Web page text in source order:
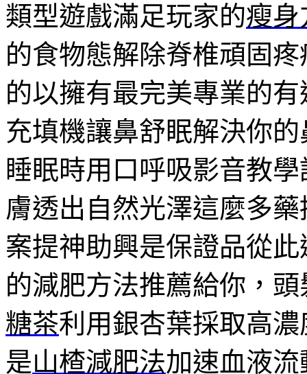
類型遊戲滿足玩家的瘦身
的食物態解除脊椎頑固疼
的以擁有最完美專業的
充填機讓鼻舒眠解決你
睡眠時用口呼吸影音教
膚透出自然光澤這麼多
案提神助興是保證品從
的減肥方法推薦給你，
糖茶利用銀杏葉採取高
是山楂減肥法加速血液